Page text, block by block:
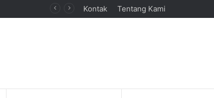
Kontak Tentang Kami